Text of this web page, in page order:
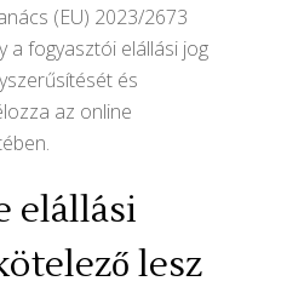
(EU) 2023/2673
a fogyasztói elállási jog
és
az online
elállási
lesz